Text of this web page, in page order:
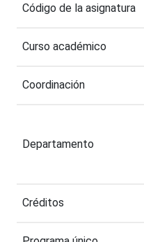
Código de la asignatura
Curso académico
Coordinación
Departamento
Créditos